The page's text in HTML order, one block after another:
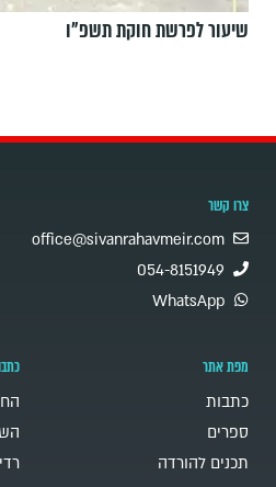
שיעור לפרשת חוקת תשפ"ו
צרו קשר
office@sivanrahavmeir.com
054-8151949
WhatsApp
מפת אתר
כתבות
ספרים
תכנים להורדה